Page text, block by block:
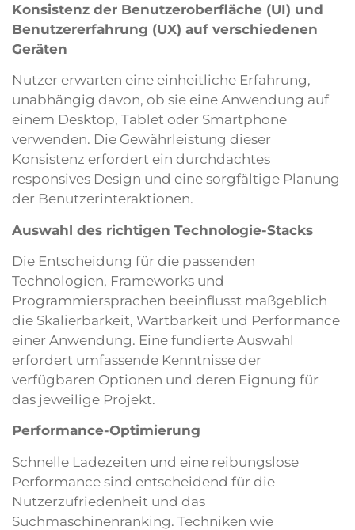
Konsistenz der Benutzeroberfläche (UI) und
Benutzererfahrung (UX) auf verschiedenen
Geräten
Nutzer erwarten eine einheitliche Erfahrung,
unabhängig davon, ob sie eine Anwendung auf
einem Desktop, Tablet oder Smartphone
verwenden. Die Gewährleistung dieser
Konsistenz erfordert ein durchdachtes
responsives Design und eine sorgfältige Planung
der Benutzerinteraktionen.
Auswahl des richtigen Technologie-Stacks
Die Entscheidung für die passenden
Technologien, Frameworks und
Programmiersprachen beeinflusst maßgeblich
die Skalierbarkeit, Wartbarkeit und Performance
einer Anwendung. Eine fundierte Auswahl
erfordert umfassende Kenntnisse der
verfügbaren Optionen und deren Eignung für
das jeweilige Projekt.
Performance-Optimierung
Schnelle Ladezeiten und eine reibungslose
Performance sind entscheidend für die
Nutzerzufriedenheit und das
Suchmaschinenranking. Techniken wie